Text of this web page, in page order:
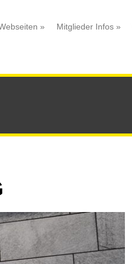
» Mitglieder Infos »